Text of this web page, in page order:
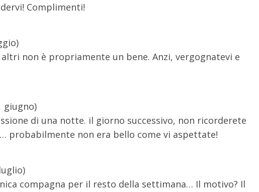
Complimenti!
non è propriamente un bene. Anzi, vergognatevi e
giugno)
di una notte. il giorno successivo, non ricorderete
probabilmente non era bello come vi aspettate!
compagna per il resto della settimana… Il motivo? Il